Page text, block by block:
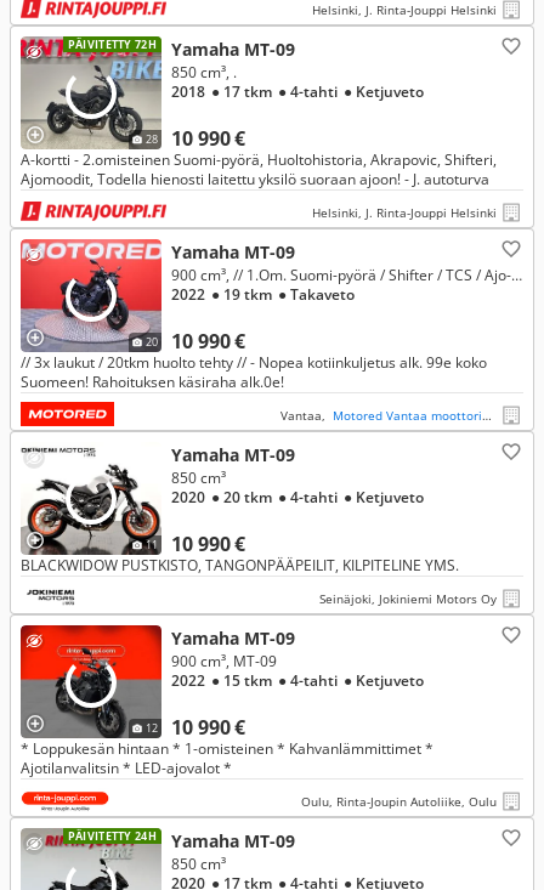
Helsinki, J. Rinta-Jouppi Helsinki
PÄIVITETTY 72H
28
Yamaha MT-09
10 990 €
850 cm³, .
2018 ● 17 tkm ● 4-tahti ● Ketjuveto
A-kortti - 2.omisteinen Suomi-pyörä, Huoltohistoria, Akrapovic, Shifteri,
Ajomoodit, Todella hienosti laitettu yksilö suoraan ajoon! - J. autoturva
Helsinki, J. Rinta-Jouppi Helsinki
20
Yamaha MT-09
10 990 €
900 cm³, // 1.Om. Suomi-pyörä / Shifter / TCS / Ajo-modet //
2022 ● 19 tkm ● Takaveto
// 3x laukut / 20tkm huolto tehty // - Nopea kotiinkuljetus alk. 99e koko
Suomeen! Rahoituksen käsiraha alk.0e!
Vantaa, Motored Vantaa moottoripyörät
11
Yamaha MT-09
10 990 €
850 cm³
2020 ● 20 tkm ● 4-tahti ● Ketjuveto
BLACKWIDOW PUSTKISTO, TANGONPÄÄPEILIT, KILPITELINE YMS.
Seinäjoki, Jokiniemi Motors Oy
12
Yamaha MT-09
10 990 €
900 cm³, MT-09
2022 ● 15 tkm ● 4-tahti ● Ketjuveto
* Loppukesän hintaan * 1-omisteinen * Kahvanlämmittimet *
Ajotilanvalitsin * LED-ajovalot *
Oulu, Rinta-Joupin Autoliike, Oulu
PÄIVITETTY 24H Yamaha MT-09
850 cm³
2020 ● 17 tkm ● 4-tahti ● Ketjuveto